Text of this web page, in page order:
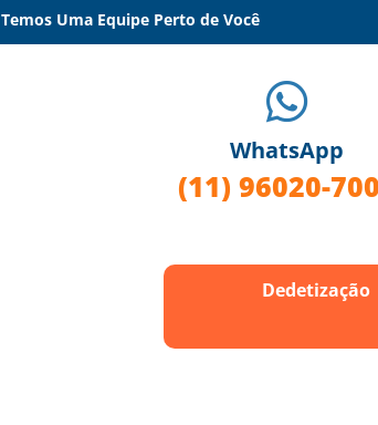
Temos Uma Equipe Perto de Você

WhatsApp
(11) 96020-
Dedetização